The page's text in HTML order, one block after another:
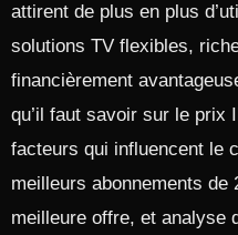
attirent de plus en plus
solutions TV flexibles,
financièrement
qu’il faut savoir sur le prix
facteurs qui influencent le
meilleurs abonnements
meilleure offre, et analyse